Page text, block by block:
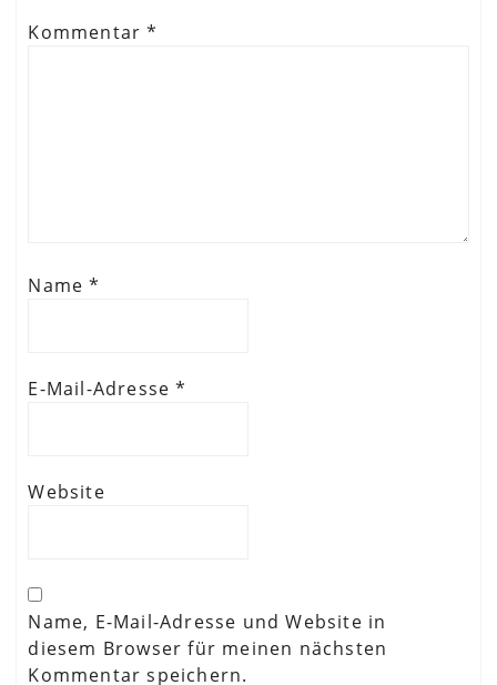
Kommentar*
Name*
E-Mail-Adresse*
Website
Name, E-Mail-Adresse und Website in
diesem Browser für meinen nächsten
Kommentar speichern.